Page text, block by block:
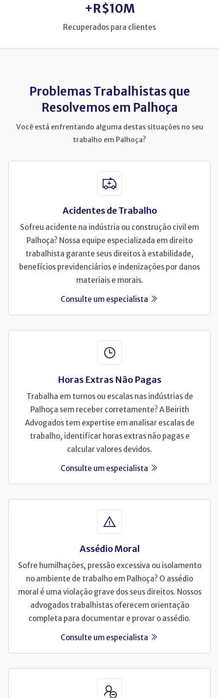
+R$10M
Recuperados para clientes
Problemas Trabalhistas que
Resolvemos em Palhoça
Você está enfrentando alguma destas situações no seu
trabalho em Palhoça?
Acidentes de Trabalho
Sofreu acidente na indústria ou construção civil em
Palhoça? Nossa equipe especializada em direito
trabalhista garante seus direitos à estabilidade,
benefícios previdenciários e indenizações por danos
materiais e morais.
Consulte um especialista
Horas Extras Não Pagas
Trabalha em turnos ou escalas nas indústrias de
Palhoça sem receber corretamente? A Beirith
Advogados tem expertise em analisar escalas de
trabalho, identificar horas extras não pagas e
calcular valores devidos.
Consulte um especialista
Assédio Moral
Sofre humilhações, pressão excessiva ou isolamento
no ambiente de trabalho em Palhoça? O assédio
moral é uma violação grave dos seus direitos. Nossos
advogados trabalhistas oferecem orientação
completa para documentar e provar o assédio.
Consulte um especialista